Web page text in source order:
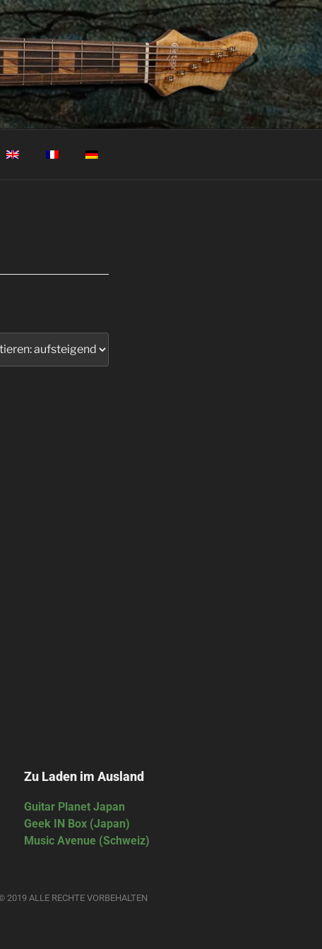
Zu Laden im Ausland
Guitar Planet Japan
Geek IN Box (Japan)
Music Avenue (Schweiz)
2019 ALLE RECHTE VORBEHALTEN